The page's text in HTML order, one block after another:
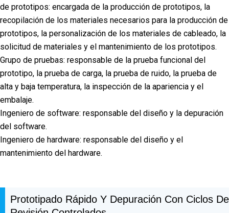
de prototipos: encargada de la producción de prototipos, la
recopilación de los materiales necesarios para la producción de
prototipos, la personalización de los materiales de cableado, la
solicitud de materiales y el mantenimiento de los prototipos.
Grupo de pruebas: responsable de la prueba funcional del
prototipo, la prueba de carga, la prueba de ruido, la prueba de
alta y baja temperatura, la inspección de la apariencia y el
embalaje.
Ingeniero de software: responsable del diseño y la depuración
del software.
Ingeniero de hardware: responsable del diseño y el
mantenimiento del hardware.
Prototipado Rápido Y Depuración Con Ciclos De